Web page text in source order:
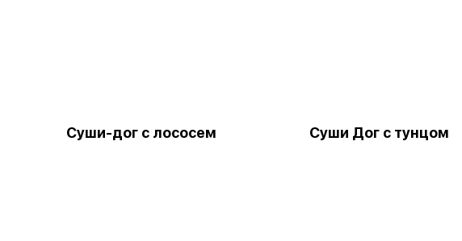
Суши-дог с лососем Суши Дог с тунцом